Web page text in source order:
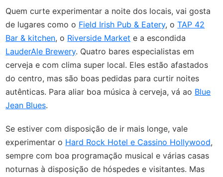
Quem curte experimentar a noite dos locais, vai gosta
de lugares como o Field Irish Pub & Eatery, oTAP 42
Bar & kitchen, o Riverside Market e a escondida
LauderAle Brewery. Quatro bares especialistas em
cerveja e com clima super local. Eles estão afastados
do centro, mas são boas pedidas para curtir noites
autênticas. Para aliar boa música à cerveja, vá ao Blue
Jean Blues.
Se estiver com disposição de ir mais longe, vale
experimentar o Hard Rock Hotel e Cassino Hollywood,
sempre com boa programação musical e várias casas
noturnas à disposição de hóspedes e visitantes. Mas